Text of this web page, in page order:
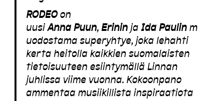
RODEO on
uusiAnna Puun, Erinin ja Ida Paulin m
uodostama superyhtye, joka lehahti
kerta heitolla kaikkien suomalaisten
tietoisuuteen esiintymällä Linnan
juhlissa viime vuonna. Kokoonpano
ammentaa musiikillista inspiraatiota